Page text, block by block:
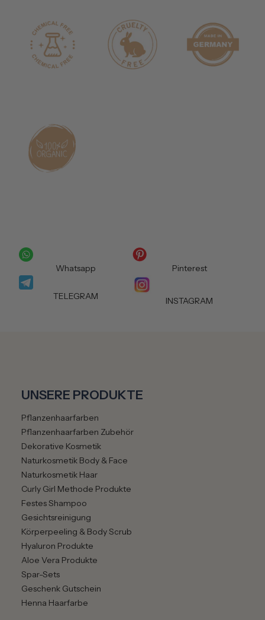
Whatsapp Pinterest
TELEGRAM INSTAGRAM
UNSERE PRODUKTE
Pflanzenhaarfarben
Pflanzenhaarfarben Zubehör
Dekorative Kosmetik
Naturkosmetik Body & Face
Naturkosmetik Haar
Curly Girl Methode Produkte
Festes Shampoo
Gesichtsreinigung
Körperpeeling & Body Scrub
Hyaluron Produkte
Aloe Vera Produkte
Spar-Sets
Geschenk Gutschein
Henna Haarfarbe